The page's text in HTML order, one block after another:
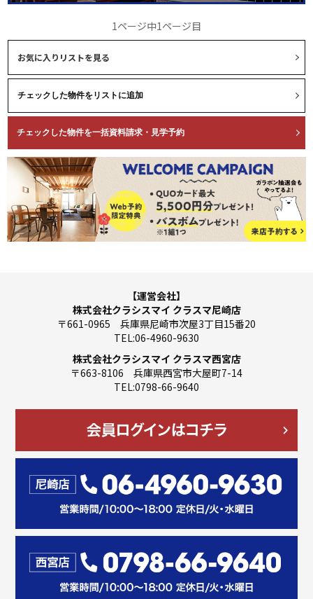
1ページ中1ページ目
お気に入りリストを見る
【運営会社】
株式会社クラシスマイ クラスマ尼崎店
〒661-0965 兵庫県尼崎市次屋3丁目15番20
TEL:06-4960-9630
株式会社クラシスマイ クラスマ西宮店
〒663-8106 兵庫県西宮市大屋町7-14
TEL:0798-66-9640